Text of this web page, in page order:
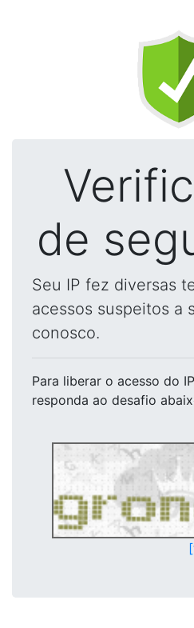
de
Seu IP fez diversas
acessos suspeitos a
conosco.
Para liberar o acesso do IP
responda ao desafio